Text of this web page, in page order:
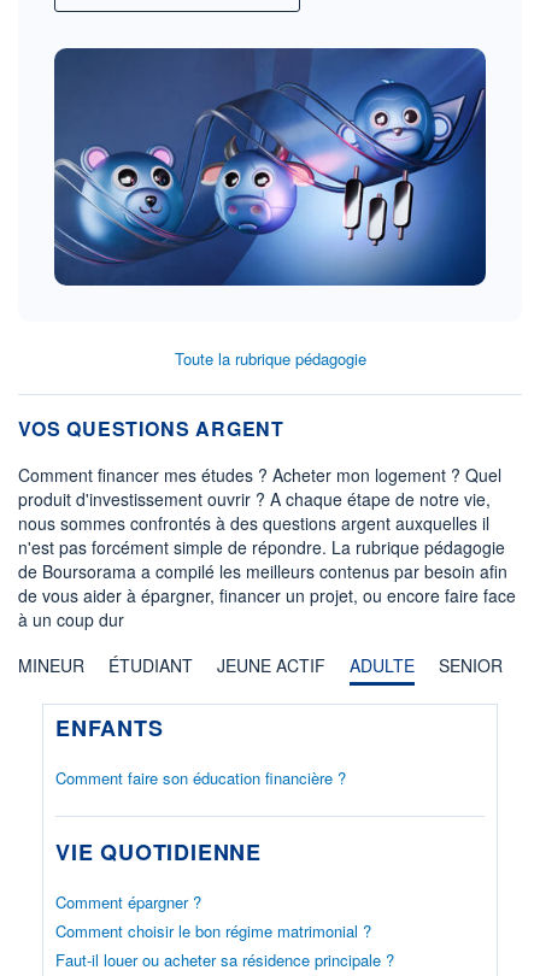
Toute la rubrique pédagogie
VOS QUESTIONS ARGENT
Comment financer mes études ? Acheter mon logement ? Quel
produit d'investissement ouvrir ? A chaque étape de notre vie,
nous sommes confrontés à des questions argent auxquelles il
n'est pas forcément simple de répondre. La rubrique pédagogie
de Boursorama a compilé les meilleurs contenus par besoin afin
de vous aider à épargner, financer un projet, ou encore faire face
à un coup dur
MINEUR
ÉTUDIANT JEUNE ACTIF ADULTE SENIOR
ENFANTS
Comment faire son éducation financière ?
VIE QUOTIDIENNE
Comment épargner ?
Comment choisir le bon régime matrimonial ?
Faut-il louer ou acheter sa résidence principale ?